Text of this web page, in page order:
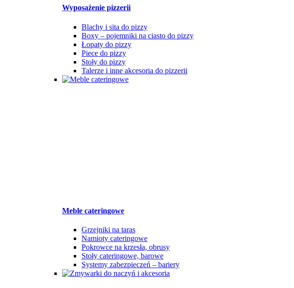
Wyposażenie pizzerii
Blachy i sita do pizzy
Boxy – pojemniki na ciasto do pizzy
Łopaty do pizzy
Piece do pizzy
Stoły do pizzy
Talerze i inne akcesoria do pizzerii
Meble cateringowe
Grzejniki na taras
Namioty cateringowe
Pokrowce na krzesła, obrusy
Stoły cateringowe, barowe
Systemy zabezpieczeń – bariery